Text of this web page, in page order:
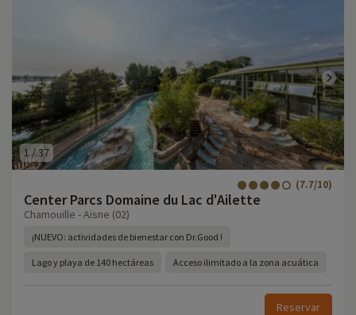
1 /37
Center Parcs Domaine du Lac d'Ailette
(7.7/10)
Chamouille - Aisne (02)
¡NUEVO: actividades de bienestar con Dr.Good !
Lago y playa de 140 hectáreas Acceso ilimitado a la zona acuática
Reservar